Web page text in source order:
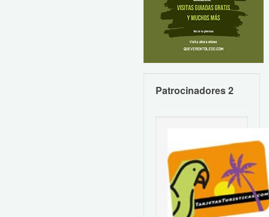
Patrocinadores 2